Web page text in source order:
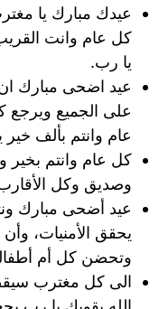
عيدك مبارك يا
كل عام وانت
يا رب.
عيد اضحى مبارك
على الجميع ويرجع
عام وانتم بألف خير
كل عام وانتم
وصديق وكل
عيد أضحى مبارك
يحقق الأمنيات،
وتحضن كل أم
الى كل مغترب